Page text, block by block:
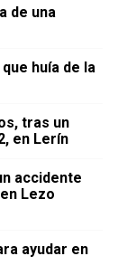
de una
huía de la
tras un
en Lerín
accidente
Lezo
ayudar en